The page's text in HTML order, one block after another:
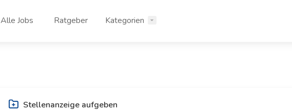
Alle Jobs Ratgeber Kategorien
Stellenanzeige aufgeben